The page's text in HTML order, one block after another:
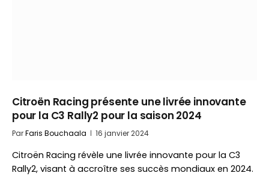
Citroën Racing présente une livrée innovante
pour la C3 Rally2 pour la saison 2024
ParFaris Bouchaala 16 janvier 2024
Citroën Racing révèle une livrée innovante pour la C3
Rally2, visant à accroître ses succès mondiaux en 2024.